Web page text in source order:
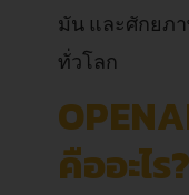
มัน และศักยภ
ทั่วโลก
คืออะไร?